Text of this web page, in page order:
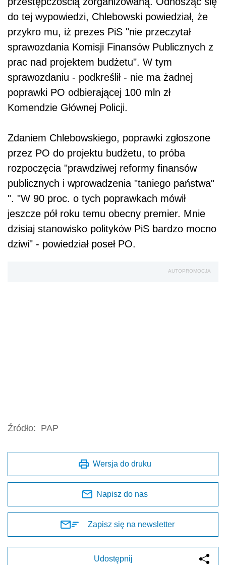
do tej wypowiedzi, Chlebowski powiedział, że
przykro mu, iż prezes PiS "nie przeczytał
sprawozdania Komisji Finansów Publicznych z
prac nad projektem budżetu". W tym
sprawozdaniu - podkreślił - nie ma żadnej
poprawki PO odbierającej 100 mln zł
Komendzie Głównej Policji.
Zdaniem Chlebowskiego, poprawki zgłoszone
przez PO do projektu budżetu, to próba
rozpoczęcia "prawdziwej reformy finansów
publicznych i wprowadzenia "taniego państwa"
". "W 90 proc. o tych poprawkach mówił
jeszcze pół roku temu obecny premier. Mnie
dzisiaj stanowisko polityków PiS bardzo mocno
dziwi" - powiedział poseł PO.
AUTOPROMOCJA
Źródło: PAP
Wersja do druku
Napisz do nas
Zapisz się na newsletter
Udostępnij